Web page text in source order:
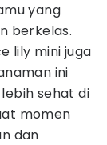
yang
berkelas.
lily mini juga
ini
sehat di
momen
dan